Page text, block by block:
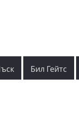
Бил Гейтс